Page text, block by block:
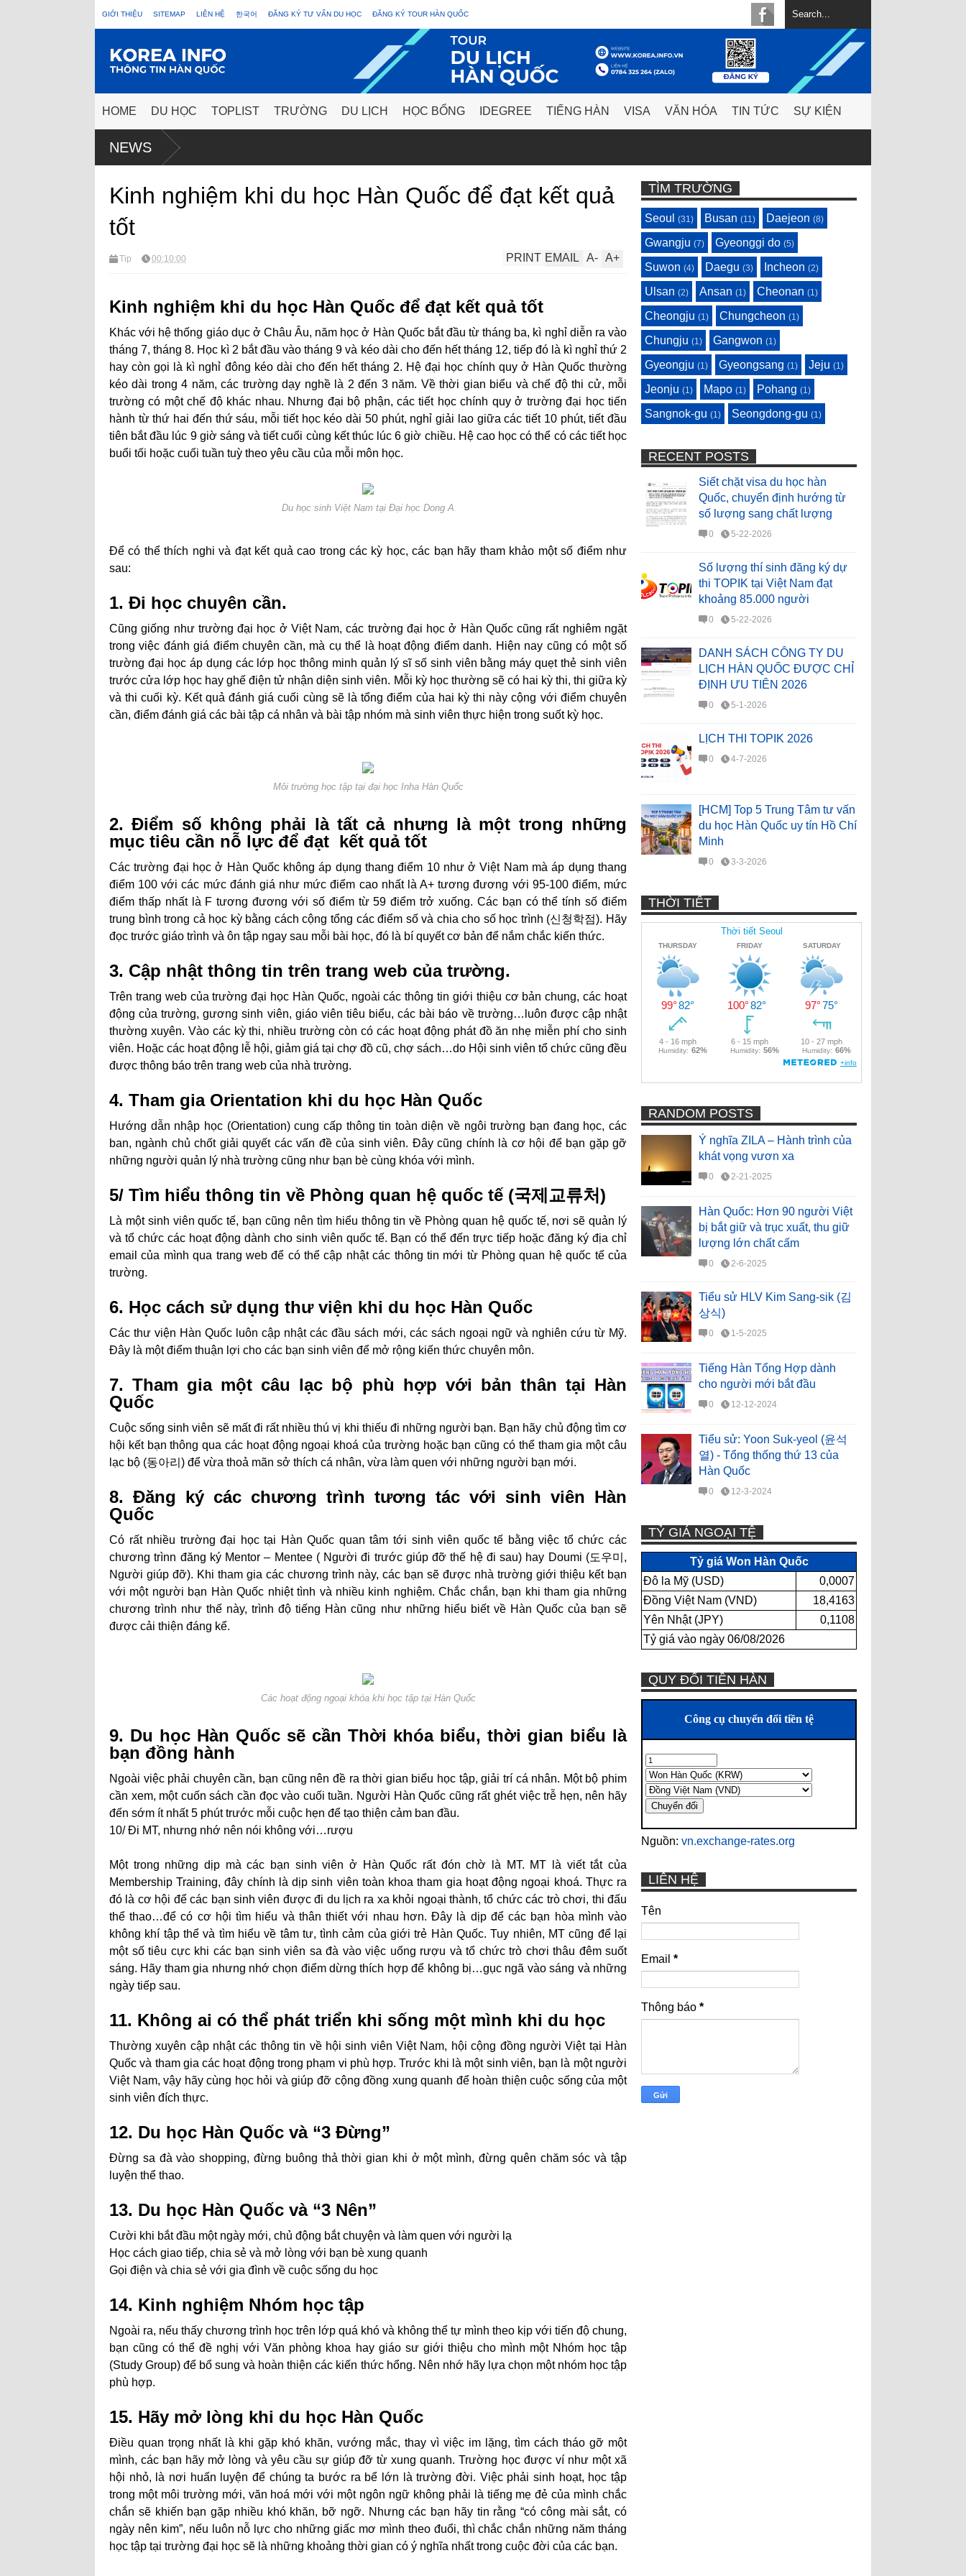
GIỚI THIỆU SITEMAP LIÊN HỆ 한국어 ĐĂNG KÝ TƯ VẤN DU HỌC ĐĂNG KÝ TOUR HÀN QUỐC
HOME DU HỌC TOPLIST TRƯỜNG DU LỊCH HỌC BỔNG IDEGREE TIẾNG HÀN VISA VĂN HÓA TIN TỨC SỰ KIỆN
NEWS
Kinh nghiệm khi du học Hàn Quốc để đạt kết quả
tốt
Tip 00:10:00 A+
A-
EMAIL
PRINT
Kinh nghiệm khi du học Hàn Quốc để đạt kết quả tốt
Khác với hệ thống giáo dục ở Châu Âu, năm học ở Hàn Quốc bắt đầu từ tháng ba, kì nghỉ diễn ra vào
tháng 7, tháng 8. Học kì 2 bắt đầu vào tháng 9 và kéo dài cho đến hết tháng 12, tiếp đó là kì nghỉ thứ 2
hay còn gọi là kì nghỉ đông kéo dài cho đến hết tháng 2. Hệ đại học chính quy ở Hàn Quốc thường
kéo dài trong 4 năm, các trường dạy nghề là 2 đến 3 năm. Về thời gian biểu và chế độ thi cử, mỗi
trường có một chế độ khác nhau. Nhưng đại bộ phận, các tiết học chính quy ở trường đại học tiến
hành từ thứ hai đến thứ sáu, mỗi tiết học kéo dài 50 phút, nghỉ giải lao giữa các tiết 10 phút, tiết đầu
tiên bắt đầu lúc 9 giờ sáng và tiết cuối cùng kết thúc lúc 6 giờ chiều. Hệ cao học có thể có các tiết học
buổi tối hoặc cuối tuần tuỳ theo yêu cầu của mỗi môn học.
Du học sinh Việt Nam tại Đại học Dong A
Để có thể thích nghi và đạt kết quả cao trong các kỳ học, các bạn hãy tham khảo một số điểm như
sau:
1. Đi học chuyên cần.
Cũng giống như trường đại học ở Việt Nam, các trường đại học ở Hàn Quốc cũng rất nghiêm ngặt
trong việc đánh giá điểm chuyên cần, mà cụ thể là hoạt động điểm danh. Hiện nay cũng có một số
trường đại học áp dụng các lớp học thông minh quản lý sĩ số sinh viên bằng máy quẹt thẻ sinh viên
trước cửa lớp học hay ghế điện tử nhận diện sinh viên. Mỗi kỳ học thường sẽ có hai kỳ thi, thi giữa kỳ
và thi cuối kỳ. Kết quả đánh giá cuối cùng sẽ là tổng điểm của hai kỳ thi này cộng với điểm chuyên
cần, điểm đánh giá các bài tập cá nhân và bài tập nhóm mà sinh viên thực hiện trong suốt kỳ học.
Môi trường học tập tại đại học Inha Hàn Quốc
2. Điểm số không phải là tất cả nhưng là một trong những
mục tiêu cần nỗ lực để đạt kết quả tốt
Các trường đại học ở Hàn Quốc không áp dụng thang điểm 10 như ở Việt Nam mà áp dụng thang
điểm 100 với các mức đánh giá như mức điểm cao nhất là A+ tương đương với 95-100 điểm, mức
điểm thấp nhất là F tương đương với số điểm từ 59 điểm trở xuống. Các bạn có thể tính số điểm
trung bình trong cả học kỳ bằng cách cộng tổng các điểm số và chia cho số học trình (신청학점). Hãy
đọc trước giáo trình và ôn tập ngay sau mỗi bài học, đó là bí quyết cơ bản để nắm chắc kiến thức.
3. Cập nhật thông tin trên trang web của trường.
Trên trang web của trường đại học Hàn Quốc, ngoài các thông tin giới thiệu cơ bản chung, các hoạt
động của trường, gương sinh viên, giáo viên tiêu biểu, các bài báo về trường…luôn được cập nhật
thường xuyên. Vào các kỳ thi, nhiều trường còn có các hoạt động phát đồ ăn nhẹ miễn phí cho sinh
viên. Hoặc các hoạt động lễ hội, giảm giá tại chợ đồ cũ, chợ sách…do Hội sinh viên tổ chức cũng đều
được thông báo trên trang web của nhà trường.
4. Tham gia Orientation khi du học Hàn Quốc
Hướng dẫn nhập học (Orientation) cung cấp thông tin toàn diện về ngôi trường bạn đang học, các
ban, ngành chủ chốt giải quyết các vấn đề của sinh viên. Đây cũng chính là cơ hội để bạn gặp gỡ
những người quản lý nhà trường cũng như bạn bè cùng khóa với mình.
5/ Tìm hiểu thông tin về Phòng quan hệ quốc tế (국제교류처)
Là một sinh viên quốc tế, bạn cũng nên tìm hiểu thông tin về Phòng quan hệ quốc tế, nơi sẽ quản lý
và tổ chức các hoạt động dành cho sinh viên quốc tế. Bạn có thể đến trực tiếp hoặc đăng ký địa chỉ
email của mình qua trang web để có thể cập nhật các thông tin mới từ Phòng quan hệ quốc tế của
trường.
6. Học cách sử dụng thư viện khi du học Hàn Quốc
Các thư viện Hàn Quốc luôn cập nhật các đầu sách mới, các sách ngoại ngữ và nghiên cứu từ Mỹ.
Đây là một điểm thuận lợi cho các bạn sinh viên để mở rộng kiến thức chuyên môn.
7. Tham gia một câu lạc bộ phù hợp với bản thân tại Hàn
Quốc
Cuộc sống sinh viên sẽ mất đi rất nhiều thú vị khi thiếu đi những người bạn. Bạn hãy chủ động tìm cơ
hội kết bạn thông qua các hoạt động ngoại khoá của trường hoặc bạn cũng có thể tham gia một câu
lạc bộ (동아리) để vừa thoả mãn sở thích cá nhân, vừa làm quen với những người bạn mới.
8. Đăng ký các chương trình tương tác với sinh viên Hàn
Quốc
Có rất nhiều trường đại học tại Hàn Quốc quan tâm tới sinh viên quốc tế bằng việc tổ chức các
chương trìnn đăng ký Mentor – Mentee ( Người đi trước giúp đỡ thế hệ đi sau) hay Doumi (도우미,
Người giúp đỡ). Khi tham gia các chương trình này, các bạn sẽ được nhà trường giới thiệu kết bạn
với một người bạn Hàn Quốc nhiệt tình và nhiều kinh nghiệm. Chắc chắn, bạn khi tham gia những
chương trình như thế này, trình độ tiếng Hàn cũng như những hiểu biết về Hàn Quốc của bạn sẽ
được cải thiện đáng kể.
Các hoạt động ngoại khóa khi học tập tại Hàn Quốc
9. Du học Hàn Quốc sẽ cần Thời khóa biểu, thời gian biểu là
bạn đồng hành
Ngoài việc phải chuyên cần, bạn cũng nên đề ra thời gian biểu học tập, giải trí cá nhân. Một bộ phim
cần xem, một cuốn sách cần đọc vào cuối tuần. Người Hàn Quốc cũng rất ghét việc trễ hẹn, nên hãy
đến sớm ít nhất 5 phút trước mỗi cuộc hẹn để tạo thiện cảm ban đầu.
10/ Đi MT, nhưng nhớ nên nói không với…rượu
Một trong những dịp mà các bạn sinh viên ở Hàn Quốc rất đón chờ là MT. MT là viết tắt của
Membership Training, đây chính là dịp sinh viên toàn khoa tham gia hoạt động ngoại khoá. Thực ra
đó là cơ hội để các bạn sinh viên được đi du lịch ra xa khỏi ngoại thành, tổ chức các trò chơi, thi đấu
thể thao…để có cơ hội tìm hiểu và thân thiết với nhau hơn. Đây là dịp để các bạn hòa mình vào
không khí tập thể và tìm hiểu về tâm tư, tình cảm của giới trẻ Hàn Quốc. Tuy nhiên, MT cũng để lại
một số tiêu cực khi các bạn sinh viên sa đà vào việc uống rượu và tổ chức trò chơi thâu đêm suốt
sáng. Hãy tham gia nhưng nhớ chọn điểm dừng thích hợp để không bị…gục ngã vào sáng và những
ngày tiếp sau.
11. Không ai có thể phát triển khi sống một mình khi du học
Thường xuyên cập nhật các thông tin về hội sinh viên Việt Nam, hội cộng đồng người Việt tại Hàn
Quốc và tham gia các hoạt động trong phạm vi phù hợp. Trước khi là một sinh viên, bạn là một người
Việt Nam, vậy hãy cùng học hỏi và giúp đỡ cộng đồng xung quanh để hoàn thiện cuộc sống của một
sinh viên đích thực.
12. Du học Hàn Quốc và “3 Đừng”
Đừng sa đà vào shopping, đừng buông thả thời gian khi ở một mình, đừng quên chăm sóc và tập
luyện thể thao.
13. Du học Hàn Quốc và “3 Nên”
Cười khi bắt đầu một ngày mới, chủ động bắt chuyện và làm quen với người lạ
Học cách giao tiếp, chia sẻ và mở lòng với bạn bè xung quanh
Gọi điện và chia sẻ với gia đình về cuộc sống du học
14. Kinh nghiệm Nhóm học tập
Ngoài ra, nếu thấy chương trình học trên lớp quá khó và không thể tự mình theo kịp với tiến độ chung,
bạn cũng có thể đề nghị với Văn phòng khoa hay giáo sư giới thiệu cho mình một Nhóm học tập
(Study Group) để bổ sung và hoàn thiện các kiến thức hổng. Nên nhớ hãy lựa chọn một nhóm học tập
phù hợp.
15. Hãy mở lòng khi du học Hàn Quốc
Điều quan trọng nhất là khi gặp khó khăn, vướng mắc, thay vì việc im lặng, tìm cách tháo gỡ một
mình, các bạn hãy mở lòng và yêu cầu sự giúp đỡ từ xung quanh. Trường học được ví như một xã
hội nhỏ, là nơi huấn luyện để chúng ta bước ra bể lớn là trường đời. Việc phải sinh hoạt, học tập
trong một môi trường mới, văn hoá mới với một ngôn ngữ không phải là tiếng mẹ đẻ của mình chắc
chắn sẽ khiến bạn gặp nhiều khó khăn, bỡ ngỡ. Nhưng các bạn hãy tin rằng “có công mài sắt, có
ngày nên kim”, nếu luôn nỗ lực cho những giấc mơ mình theo đuổi, thì chắc chắn những năm tháng
học tập tại trường đại học sẽ là những khoảng thời gian có ý nghĩa nhất trong cuộc đời của các bạn.
TÌM TRƯỜNG
Seoul (31) Busan (11) Daejeon (8)
Gwangju (7) Gyeonggi do (5)
Suwon (4) Daegu (3) Incheon (2)
Ulsan (2) Ansan (1) Cheonan (1)
Cheongju (1) Chungcheon (1)
Chungju (1) Gangwon (1)
Gyeongju (1) Gyeongsang (1) Jeju (1)
Jeonju (1) Mapo (1) Pohang (1)
Sangnok-gu (1) Seongdong-gu (1)
RECENT POSTS
Siết chặt visa du học hàn
Quốc, chuyển định hướng từ
số lượng sang chất lượng
0 5-22-2026
Số lượng thí sinh đăng ký dự
thi TOPIK tại Việt Nam đạt
khoảng 85.000 người
0 5-22-2026
DANH SÁCH CÔNG TY DU
LỊCH HÀN QUỐC ĐƯỢC CHỈ
ĐỊNH ƯU TIÊN 2026
0 5-1-2026
LỊCH THI TOPIK 2026
0 4-7-2026
[HCM] Top 5 Trung Tâm tư vấn
du học Hàn Quốc uy tín Hồ Chí
Minh
0 3-3-2026
THỜI TIẾT
RANDOM POSTS
Ý nghĩa ZILA – Hành trình của
khát vọng vươn xa
0 2-21-2025
Hàn Quốc: Hơn 90 người Việt
bị bắt giữ và trục xuất, thu giữ
lượng lớn chất cấm
0 2-6-2025
Tiểu sử HLV Kim Sang-sik (김
상식)
0 1-5-2025
Tiếng Hàn Tổng Hợp dành
cho người mới bắt đầu
0 12-12-2024
Tiểu sử: Yoon Suk-yeol (윤석
열) - Tổng thống thứ 13 của
Hàn Quốc
0 12-3-2024
TỶ GIÁ NGOẠI TỆ
Tỷ giá Won Hàn Quốc
Đô la Mỹ (USD)
0,0007
Đồng Việt Nam (VND)
18,4163
Yên Nhật (JPY)
0,1108
Tỷ giá vào ngày 06/08/2026
QUY ĐỔI TIỀN HÀN
Nguồn: vn.exchange-rates.org
LIÊN HỆ
Tên
Email *
Thông báo *